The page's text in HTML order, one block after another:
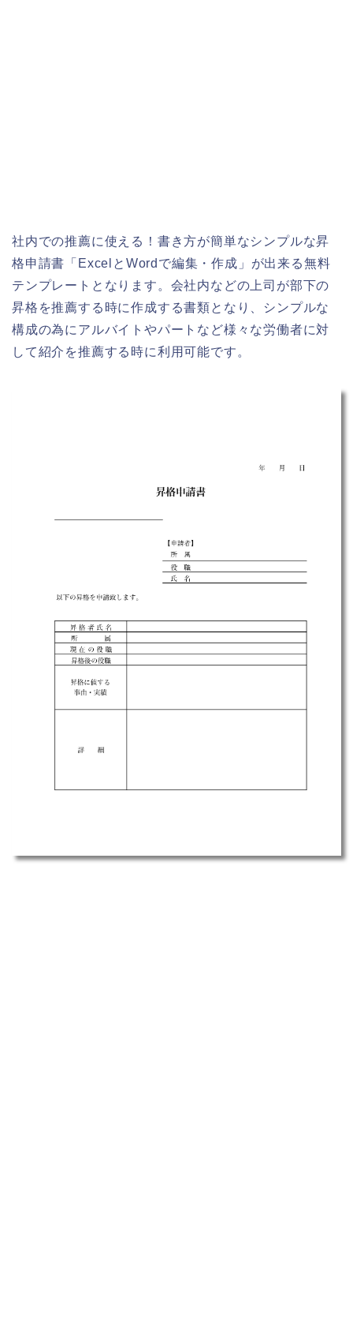
社内での推薦に使える！書き方が簡単なシンプルな昇
格申請書「ExcelとWordで編集・作成」が出来る無料
テンプレートとなります。会社内などの上司が部下の
昇格を推薦する時に作成する書類となり、シンプルな
構成の為にアルバイトやパートなど様々な労働者に対
して紹介を推薦する時に利用可能です。